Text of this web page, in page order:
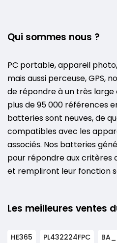
Qui sommes nous ?
PC portable, appareil
mais aussi perceuse, GPS,
de répondre à un très
plus de 95 000 références
batteries sont neuves, de
compatibles avec les
associés. Nos batteries
pour répondre aux critères
et rempliront leur fonction
Les meilleures ventes
HE365 PL432224FPC